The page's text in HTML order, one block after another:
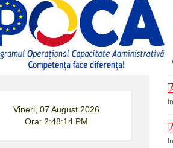
Vineri, 07 August 2026
Ora: 2:48:15 PM